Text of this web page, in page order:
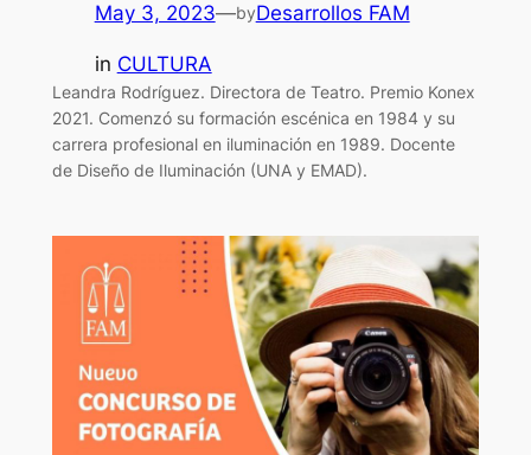
May 3, 2023—byDesarrollos FAM
in CULTURA
Leandra Rodríguez. Directora de Teatro. Premio Konex
2021. Comenzó su formación escénica en 1984 y su
carrera profesional en iluminación en 1989. Docente
de Diseño de Iluminación (UNA y EMAD).